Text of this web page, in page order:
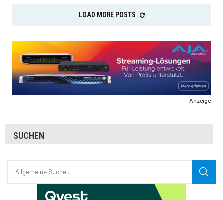
LOAD MORE POSTS
Anzeige
SUCHEN